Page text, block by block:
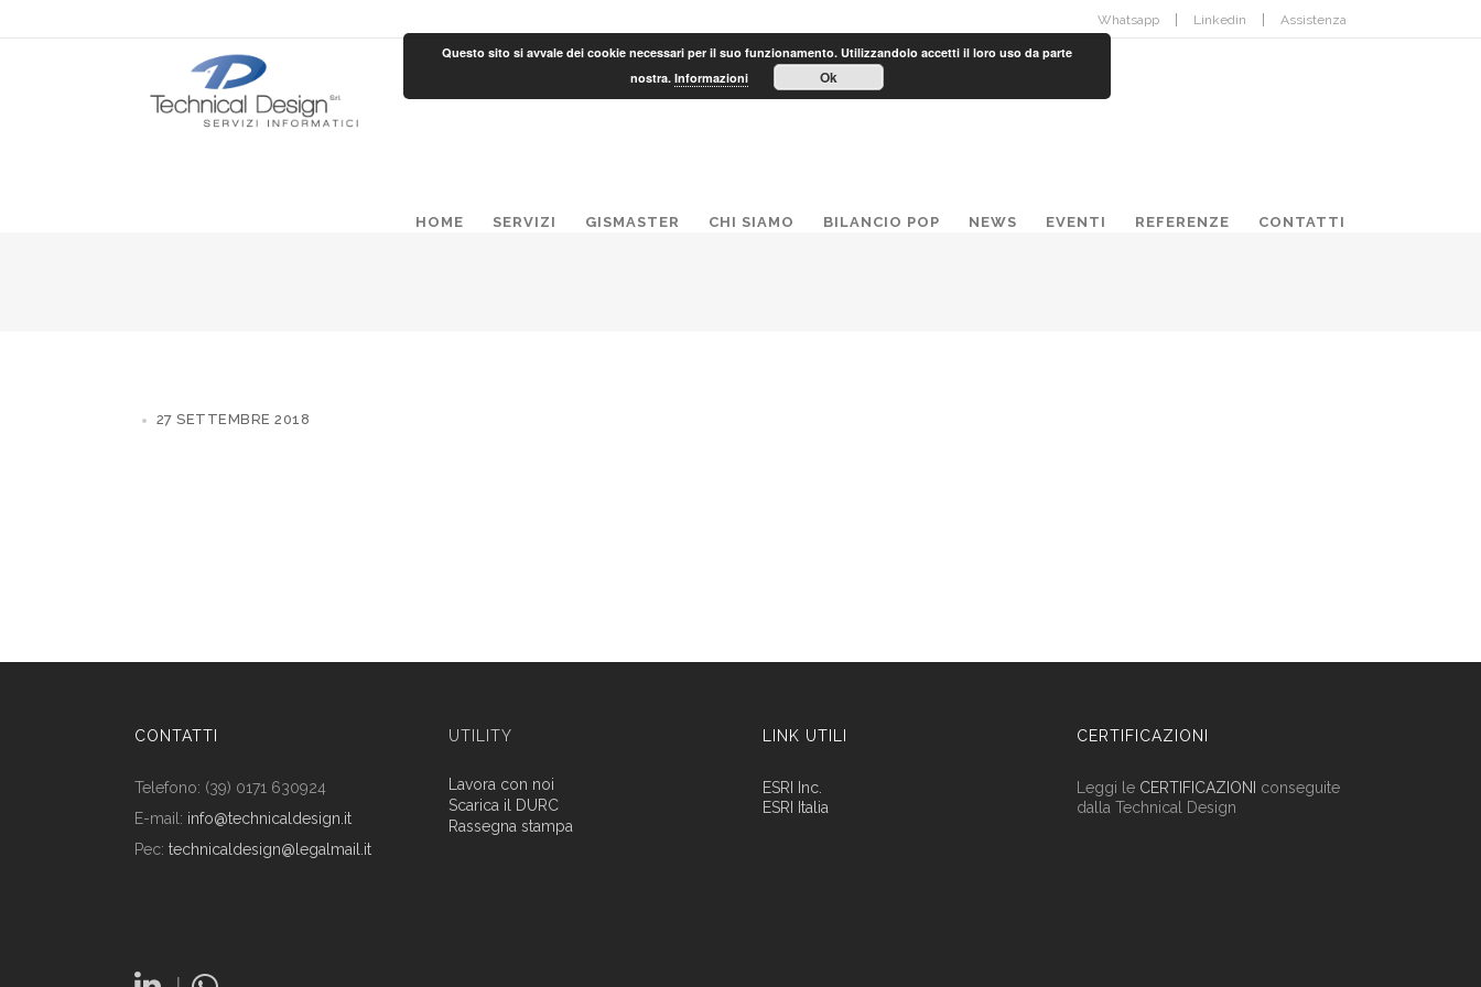
Whatsapp Linkedin Assistenza
HOME SERVIZI GISMASTER CHI SIAMO BILANCIO POP NEWS EVENTI REFERENZE CONTATTI
27 SETTEMBRE 2018
CONTATTI
Telefono: (39) 0171 630924
E-mail: info@technicaldesign.it
Pec: technicaldesign@legalmail.it
UTILITY
Lavora con noi
Scarica il DURC
Rassegna stampa
LINK UTILI
ESRI Inc.
ESRI Italia
CERTIFICAZIONI
Leggi le CERTIFICAZIONI
conseguite
dalla Technical Design
Questo sito si avvale dei cookie necessari per il suo funzionamento. Utilizzandolo accetti il loro uso da parte
nostra. Informazioni Ok